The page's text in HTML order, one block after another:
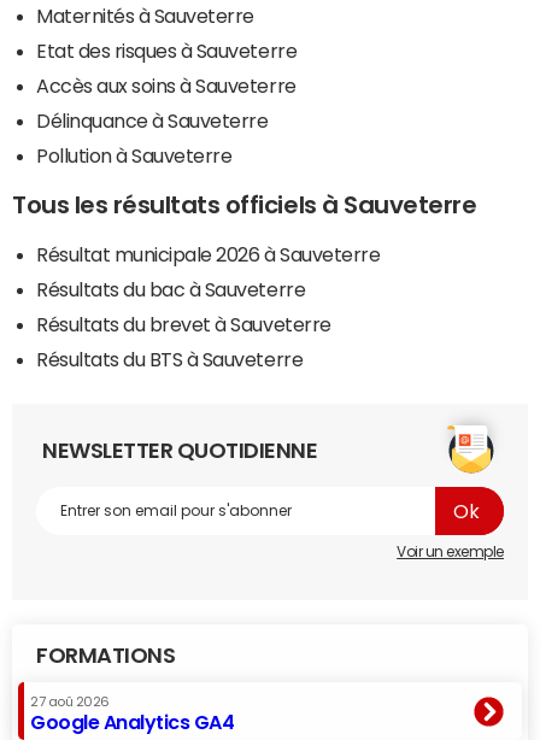
Maternités à Sauveterre
Etat des risques à Sauveterre
Accès aux soins à Sauveterre
Délinquance à Sauveterre
Pollution à Sauveterre
Tous les résultats officiels à Sauveterre
Résultat municipale 2026 à Sauveterre
Résultats du bac à Sauveterre
Résultats du brevet à Sauveterre
Résultats du BTS à Sauveterre
NEWSLETTER QUOTIDIENNE
Voir un exemple
FORMATIONS
27 aoû 2026
Google Analytics GA4